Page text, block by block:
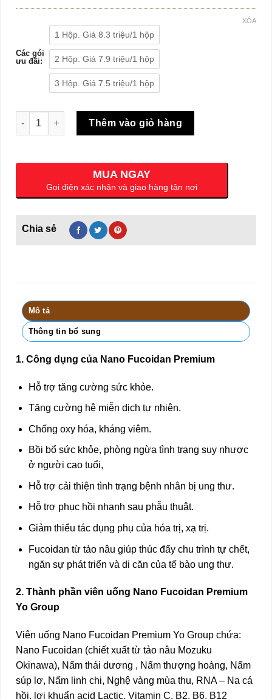
Các gói
ưu đãi:
1 Hộp. Giá 8.3 triệu/1 hộp
2 Hộp. Giá 7.9 triệu/1 hộp
3 Hộp. Giá 7.5 triệu/1 hộp
XÓA
Viên uống hỗ trợ điều trị ung thư Nano Fucoidan Premium
Thêm vào giỏ hàng
MUA NGAY
Gọi điện xác nhận và giao hàng tận nơi
Mô tả
Thông tin bổ sung
1. Công dụng của Nano Fucoidan Premium
Hỗ trợ tăng cường sức khỏe.
Tăng cường hệ miễn dịch tự nhiên.
Chống oxy hóa, kháng viêm.
Bồi bổ sức khỏe, phòng ngừa tình trạng suy nhược
ở người cao tuổi,
Hỗ trợ cải thiện tình trạng bệnh nhân bị ung thư.
Hỗ trợ phục hồi nhanh sau phẫu thuật.
Giảm thiểu tác dụng phụ của hóa trị, xạ trị.
Fucoidan từ tảo nâu giúp thúc đẩy chu trình tự chết,
ngăn sự phát triển và di căn của tế bào ung thư.
2. Thành phần viên uống Nano Fucoidan Premium
Yo Group
Viên uống Nano Fucoidan Premium Yo Group chứa:
Nano Fucoidan (chiết xuất từ tảo nâu Mozuku
Okinawa), Nấm thái dương , Nấm thượng hoàng, Nấm
súp lơ, Nấm linh chi, Nghệ vàng mùa thu, RNA – Na cá
hồi, lợi khuẩn acid Lactic, Vitamin C, B2, B6, B12